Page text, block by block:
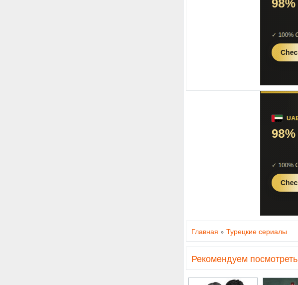
Главная » Турецкие сериалы
Рекомендуем посмотреть